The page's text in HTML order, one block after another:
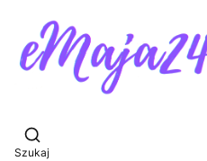
Otwórz wyszukiwarkę
Szukaj